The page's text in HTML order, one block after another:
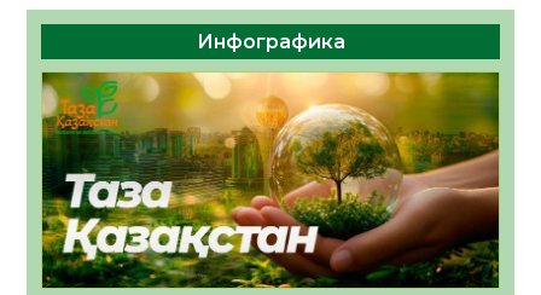
Инфографика